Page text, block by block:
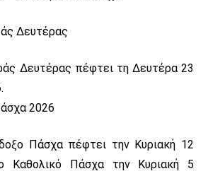
Δευτέρας
Δευτέρας πέφτει τη Δευτέρα 23
2026
Πάσχα πέφτει την Κυριακή 12
Καθολικό Πάσχα την Κυριακή 5